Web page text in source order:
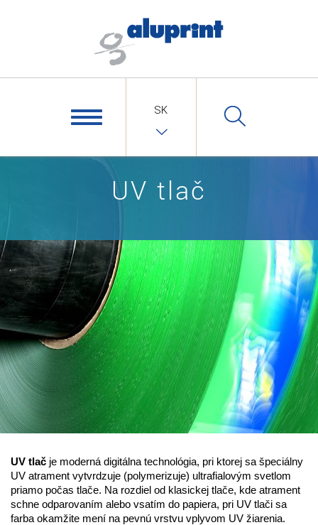
SK
UV tlač
UV tlač je moderná digitálna technológia, pri ktorej sa špeciálny
UV atrament vytvrdzuje (polymerizuje) ultrafialovým svetlom
priamo počas tlače. Na rozdiel od klasickej tlače, kde atrament
schne odparovaním alebo vsatím do papiera, pri UV tlači sa
farba okamžite mení na pevnú vrstvu vplyvom UV žiarenia.